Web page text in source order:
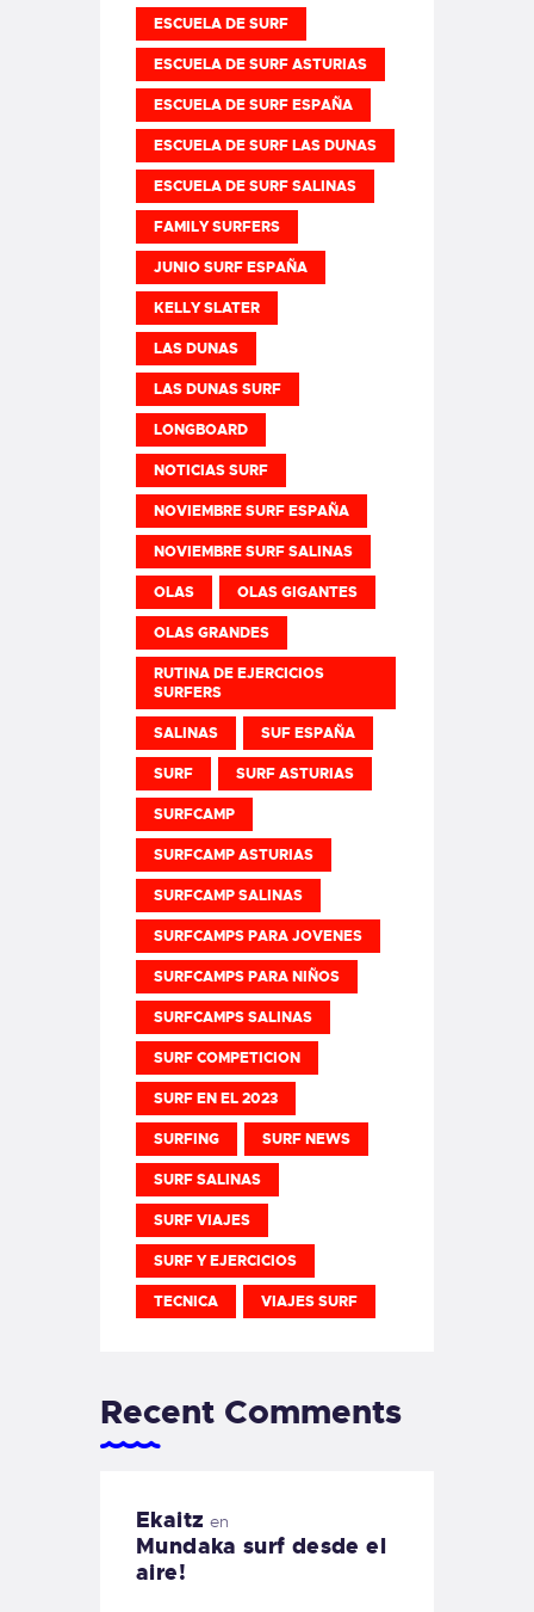
ESCUELA DE SURF
ESCUELA DE SURF ASTURIAS
ESCUELA DE SURF ESPAÑA
ESCUELA DE SURF LAS DUNAS
ESCUELA DE SURF SALINAS
FAMILY SURFERS
JUNIO SURF ESPAÑA
KELLY SLATER
LAS DUNAS
LAS DUNAS SURF
LONGBOARD
NOTICIAS SURF
NOVIEMBRE SURF ESPAÑA
NOVIEMBRE SURF SALINAS
OLAS OLAS GIGANTES
OLAS GRANDES
RUTINA DE EJERCICIOS
SURFERS
SALINAS SUF ESPAÑA
SURF SURF ASTURIAS
SURFCAMP
SURFCAMP ASTURIAS
SURFCAMP SALINAS
SURFCAMPS PARA JOVENES
SURFCAMPS PARA NIÑOS
SURFCAMPS SALINAS
SURF COMPETICION
SURF EN EL 2023
SURFING SURF NEWS
SURF SALINAS
SURF VIAJES
SURF Y EJERCICIOS
TECNICA VIAJES SURF
Recent Comments
Ekaitz en
Mundaka surf desde el
aire!